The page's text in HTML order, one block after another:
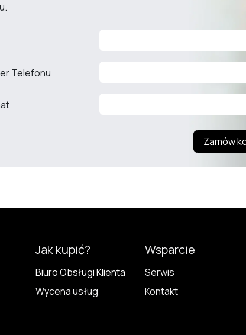
Telefonu
Zamów
Jak kupić?
Biuro Obsługi Klienta
Wycena usług
Wsparcie
Serwis
Kontakt